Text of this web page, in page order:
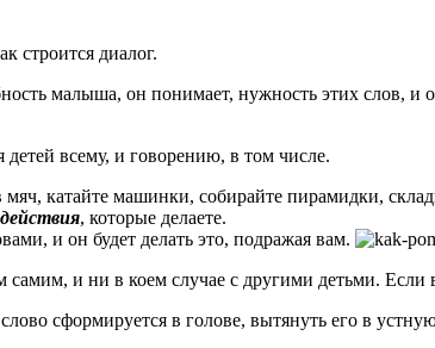
строится диалог.
малыша, он понимает, нужность этих слов, и
всему, и говорению, в том числе.
мяч, катайте машинки, собирайте пирамидки,
, которые делаете.
и он будет делать это, подражая вам.
и ни в коем случае с другими детьми. Если
сформируется в голове, вытянуть его в